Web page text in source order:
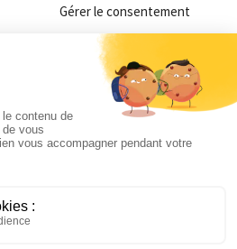
Gérer le consentement
pour mesurer notre audience et vous
pouvez sélectionner ceux que vous autorisez